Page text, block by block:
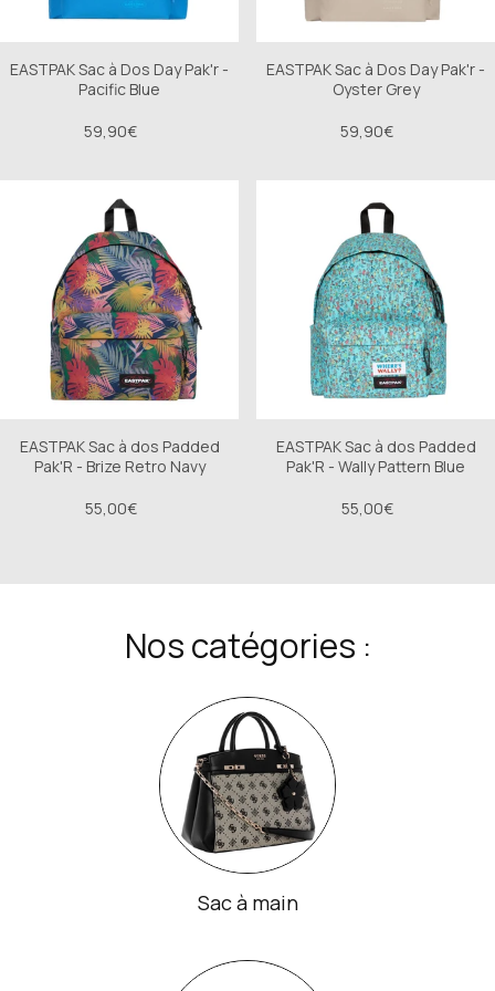
EASTPAK Sac à Dos Day Pak'r -
Pacific Blue
59,90€
EASTPAK Sac à Dos Day Pak'r -
Oyster Grey
59,90€
EASTPAK Sac à dos Padded
Pak'R - Brize Retro Navy
55,00€
EASTPAK Sac à dos Padded
Pak'R - Wally Pattern Blue
55,00€
Nos catégories :
Sac à main